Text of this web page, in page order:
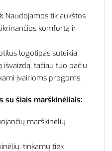
Naudojamos tik aukštos
komfortą ir
logotipas suteikia
tačiau tuo pačiu
įvairioms progoms.
su šiais marškinėliais:
marškinėlių
tinkamų tiek